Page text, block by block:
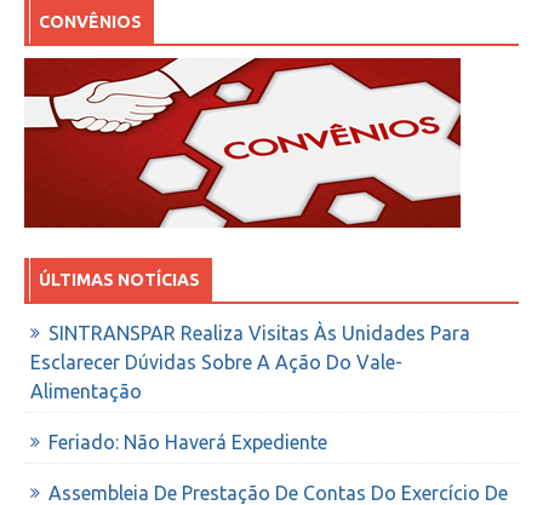
CONVÊNIOS
ÚLTIMAS NOTÍCIAS
SINTRANSPAR Realiza Visitas Às Unidades Para
Esclarecer Dúvidas Sobre A Ação Do Vale-
Alimentação
Feriado: Não Haverá Expediente
Assembleia De Prestação De Contas Do Exercício De